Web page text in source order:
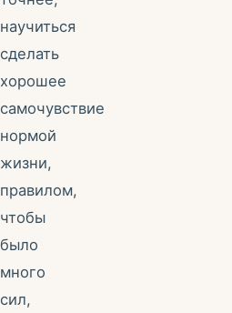
научиться
сделать
хорошее
самочувствие
нормой
жизни,
правилом,
чтобы
было
много
сил,